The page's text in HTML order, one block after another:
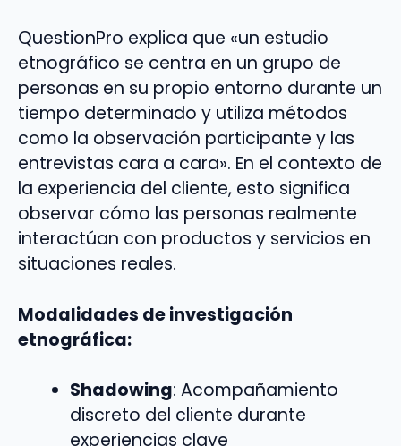
QuestionPro explica que «un estudio
etnográfico se centra en un grupo de
personas en su propio entorno durante un
tiempo determinado y utiliza métodos
como la observación participante y las
entrevistas cara a cara». En el contexto de
la experiencia del cliente, esto significa
observar cómo las personas realmente
interactúan con productos y servicios en
situaciones reales.
Modalidades de investigación
etnográfica:
Shadowing: Acompañamiento
discreto del cliente durante
experiencias clave